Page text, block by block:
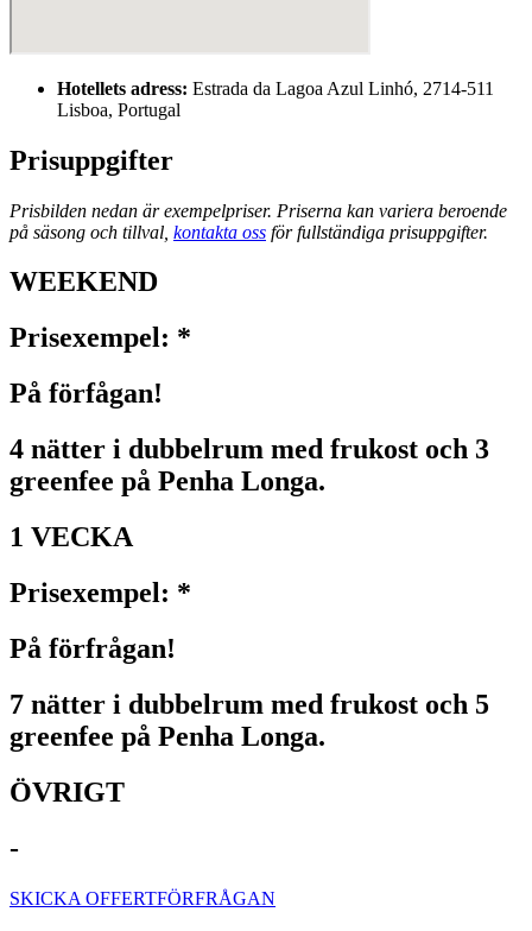
Hotellets adress: Estrada da Lagoa Azul Linhó, 2714-511
Lisboa, Portugal
Prisuppgifter
Prisbilden nedan är exempelpriser. Priserna kan variera beroende
på säsong och tillval, kontakta oss för fullständiga prisuppgifter.
WEEKEND
Prisexempel: *
På förfågan!
4 nätter i dubbelrum med frukost och 3
greenfee på Penha Longa.
1 VECKA
Prisexempel: *
På förfrågan!
7 nätter i dubbelrum med frukost och 5
greenfee på Penha Longa.
ÖVRIGT
-
SKICKA OFFERTFÖRFRÅGAN